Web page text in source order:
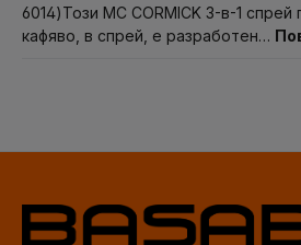
6014)Този MC CORMICK 3-в-1
кафяво, в спрей, е разработен…